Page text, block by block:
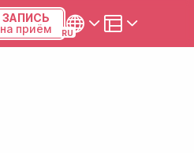
ЗАПИСЬ
на приём